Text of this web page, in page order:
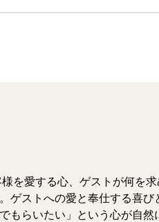
を愛する心、ゲストが何を
ゲストへの愛と奉仕する喜び
もらいたい」という心が自然